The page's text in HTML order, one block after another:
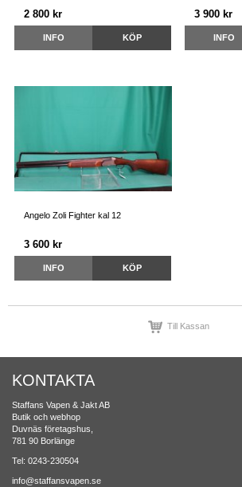
2 800 kr
INFO KÖP
3 900 kr
INFO
Angelo Zoli Fighter kal 12
3 600 kr
INFO KÖP
Till Kassan
KONTAKTA
Staffans Vapen & Jakt AB
Butik och webhop
Duvnäs företagshus,
781 90 Borlänge
Tel: 0243-230504
info@staffansvapen.se